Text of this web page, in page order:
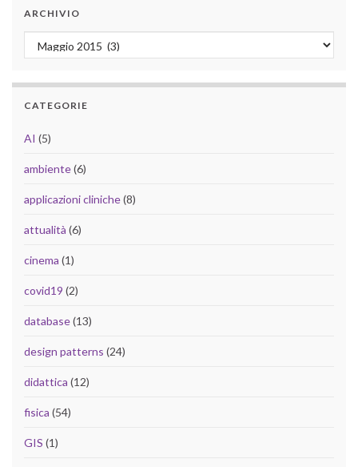
ARCHIVIO
Archivio
CATEGORIE
AI (5)
ambiente(6)
applicazioni cliniche(8)
attualità (6)
cinema (1)
covid19 (2)
database(13)
design patterns (24)
didattica (12)
fisica (54)
GIS (1)